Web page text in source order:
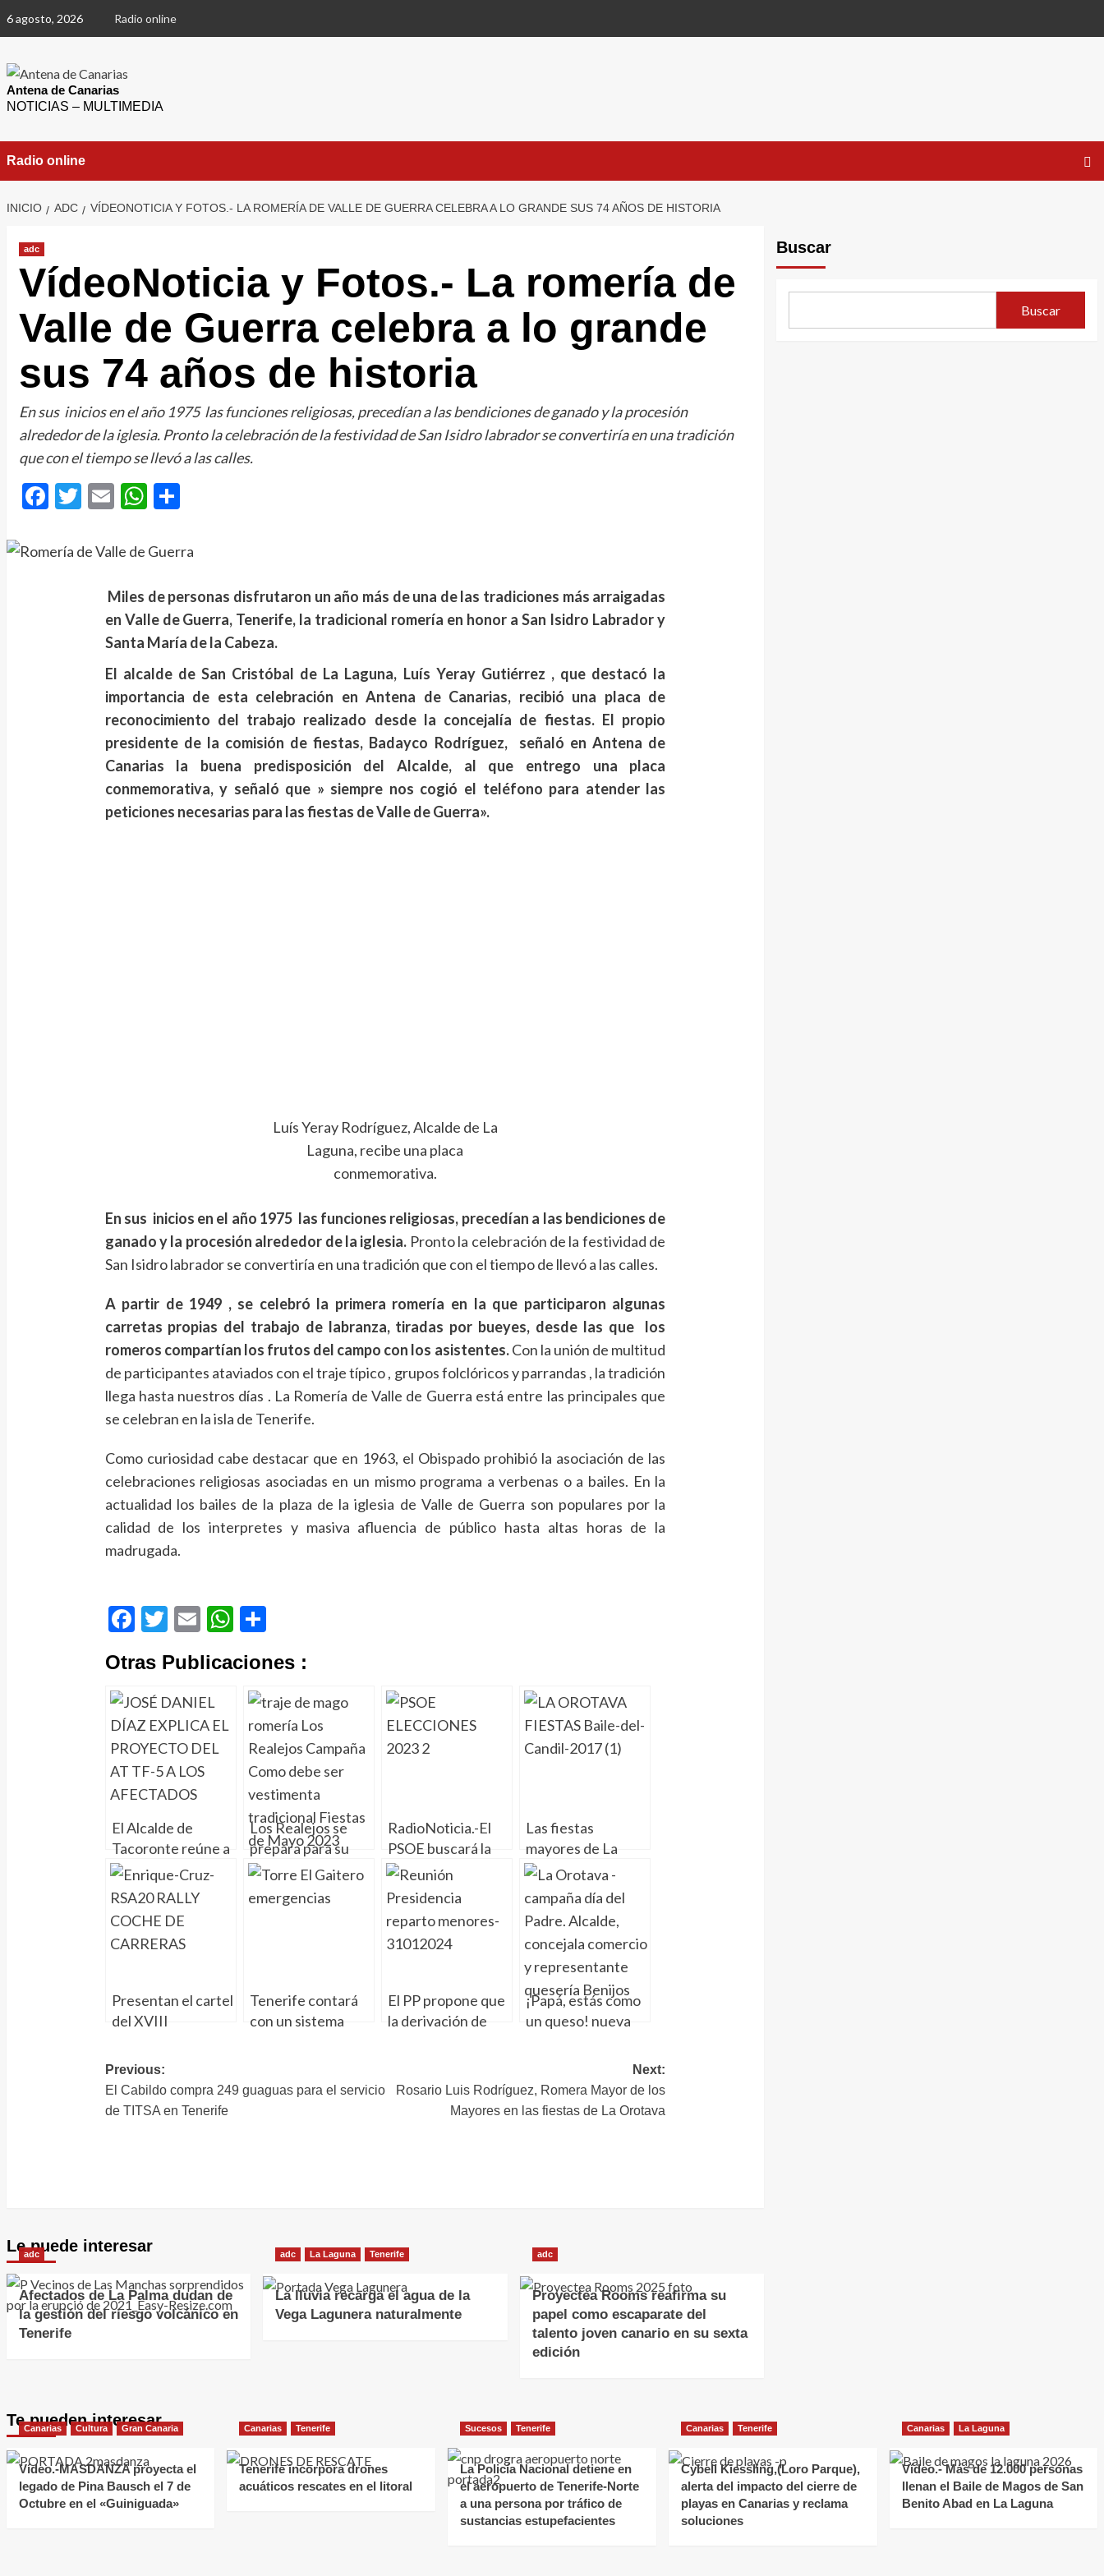
6 agosto, 2026 Radio online
Antena de Canarias
NOTICIAS – MULTIMEDIA
Radio online
INICIO ADC VÍDEONOTICIA Y FOTOS.- LA ROMERÍA DE VALLE DE GUERRA CELEBRA A LO GRANDE SUS 74 AÑOS DE HISTORIA
adc
VídeoNoticia y Fotos.- La romería de
Valle de Guerra celebra a lo grande
sus 74 años de historia
En sus inicios en el año 1975 las funciones religiosas, precedían a las bendiciones de ganado y la procesión
alrededor de la iglesia. Pronto la celebración de la festividad de San Isidro labrador se convertiría en una tradición
que con el tiempo se llevó a las calles.
Facebook
Twitter
EmailWhatsApp
Compartir
Miles de personas disfrutaron un año más de una de las tradiciones más arraigadas
en Valle de Guerra, Tenerife, la tradicional romería en honor a San Isidro Labrador y
Santa María de la Cabeza.
El alcalde de San Cristóbal de La Laguna, Luís Yeray Gutiérrez , que destacó la
importancia de esta celebración en Antena de Canarias, recibió una placa de
reconocimiento del trabajo realizado desde la concejalía de fiestas. El propio
presidente de la comisión de fiestas, Badayco Rodríguez, señaló en Antena de
Canarias la buena predisposición del Alcalde, al que entrego una placa
conmemorativa, y señaló que » siempre nos cogió el teléfono para atender las
peticiones necesarias para las fiestas de Valle de Guerra».
Luís Yeray Rodríguez, Alcalde de La
Laguna, recibe una placa
conmemorativa.
En sus inicios en el año 1975 las funciones religiosas, precedían a las bendiciones de
ganado y la procesión alrededor de la iglesia. Pronto la celebración de la festividad de
San Isidro labrador se convertiría en una tradición que con el tiempo de llevó a las calles.
A partir de 1949 , se celebró la primera romería en la que participaron algunas
carretas propias del trabajo de labranza, tiradas por bueyes, desde las que los
romeros compartían los frutos del campo con los asistentes.Con la unión de multitud
de participantes ataviados con el traje típico , grupos folclóricos y parrandas , la tradición
llega hasta nuestros días . La Romería de Valle de Guerra está entre las principales que
se celebran en la isla de Tenerife.
Como curiosidad cabe destacar que en 1963, el Obispado prohibió la asociación de las
celebraciones religiosas asociadas en un mismo programa a verbenas o a bailes. En la
actualidad los bailes de la plaza de la iglesia de Valle de Guerra son populares por la
calidad de los interpretes y masiva afluencia de público hasta altas horas de la
madrugada.
Facebook
Twitter
EmailWhatsApp
Compartir
Otras Publicaciones :
El Alcalde de
Tacoronte reúne a
los afectados por
el tercer carril de la
Los Realejos se
prepara para su
baile de magos y
romería mostrando
el buen uso del
RadioNoticia.-El
PSOE buscará la
mayoría en el
Gobierno de
fuerzas políticas de
las islas
Las fiestas
mayores de La
Orotava ofrecen
festivales
folclóricos este fin
de semana
Presentan el cartel
del XVIII
Trofeo Archiauto
Ford
Tenerife contará
con un sistema
El PP propone que
la derivación de
comunidades se
haga bajo criterios
¡Papá, estás como
un queso! nueva
Padre
Navegación
de
Previous:
El Cabildo compra 249 guaguas para el servicio
de TITSA en Tenerife
Next:
Rosario Luis Rodríguez, Romera Mayor de los
Mayores en las fiestas de La Orotava
Le puede interesar
adc
Afectados de La Palma dudan de
la gestión del riesgo volcánico en
Tenerife
adc La Laguna Tenerife
La lluvia recarga el agua de la
Vega Lagunera naturalmente
adc
Proyectea Rooms reafirma su
papel como escaparate del
talento joven canario en su sexta
edición
Buscar
Buscar
Te pueden interesar
Canarias Cultura Gran Canaria
Vídeo.-MASDANZA proyecta el
legado de Pina Bausch el 7 de
Octubre en el «Guiniguada»
Canarias Tenerife
Tenerife incorpora drones
acuáticos rescates en el litoral
Sucesos Tenerife
La Policía Nacional detiene en
el aeropuerto de Tenerife-Norte
a una persona por tráfico de
sustancias estupefacientes
Canarias Tenerife
Cybell Kiessling,(Loro Parque),
alerta del impacto del cierre de
playas en Canarias y reclama
soluciones
Canarias La Laguna
Vídeo.- Más de 12.000 personas
llenan el Baile de Magos de San
Benito Abad en La Laguna